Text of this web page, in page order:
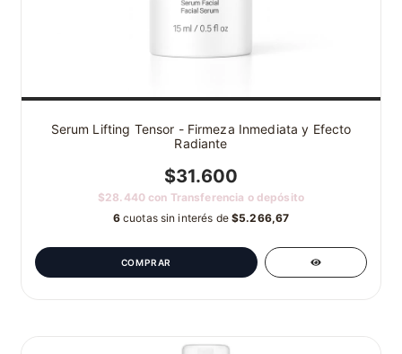
Serum Lifting Tensor - Firmeza Inmediata y Efecto
Radiante
$31.600
$28.440con Transferencia o depósito
6 cuotas sin interés de$5.266,67